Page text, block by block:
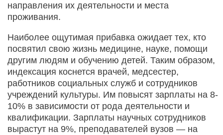
направления их деятельности и места
проживания.
Наиболее ощутимая прибавка ожидает тех, кто
посвятил свою жизнь медицине, науке, помощи
другим людям и обучению детей. Таким образом,
индексация коснется врачей, медсестер,
работников социальных служб и сотрудников
учреждений культуры. Им повысят зарплаты на 8-
10% в зависимости от рода деятельности и
квалификации. Зарплаты научных сотрудников
вырастут на 9%, преподавателей вузов — на